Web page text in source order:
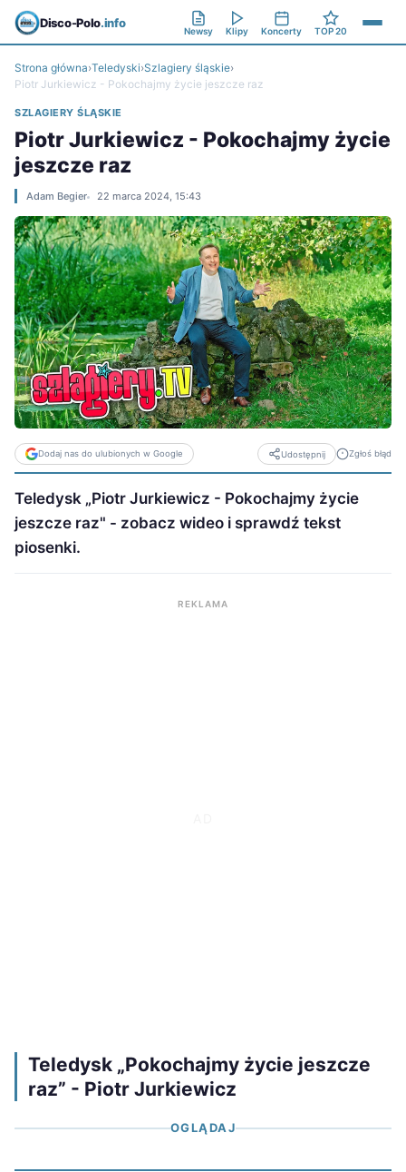
Disco-Polo.info
Newsy Klipy Koncerty TOP 20
Strona główna›Teledyski›Szlagiery śląskie›
Piotr Jurkiewicz - Pokochajmy życie jeszcze raz
SZLAGIERY ŚLĄSKIE
Piotr Jurkiewicz - Pokochajmy życie
jeszcze raz
Adam Begier 22 marca 2024, 15:43
Dodaj nas do ulubionych w Google Udostępnij Zgłoś błąd
Teledysk „Piotr Jurkiewicz - Pokochajmy życie
jeszcze raz" - zobacz wideo i sprawdź tekst
piosenki.
REKLAMA
Teledysk „Pokochajmy życie jeszcze
raz” - Piotr Jurkiewicz
OGLĄDAJ